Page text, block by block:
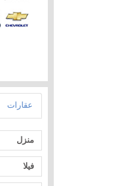
عقارات
منزل
فيلا